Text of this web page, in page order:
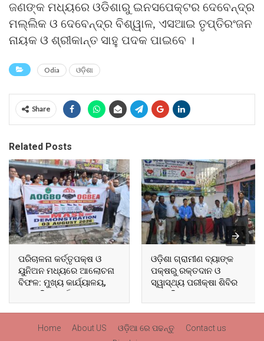
ଜଣଙ୍କ ମଧ୍ୟରେ ଓଡିଶାରୁ ଇନସପେକ୍ଟର ଦେବେନ୍ଦ୍ର
ମଲ୍ଲିକ ଓ ଦେବେନ୍ଦ୍ର ବିଶ୍ୱାଳ, ଏସଆଇ ତୃପ୍ତିରଂଜନ
ନାୟକ ଓ ଶ୍ରୀକାନ୍ତ ସାହୁ ପଦକ ପାଇବେ ।
Odia ଓଡ଼ିଶା
Share
Related Posts
ପରିଚାଳନା କର୍ତ୍ତୃପକ୍ଷ ଓ
ୟୁନିଅନ ମଧ୍ୟରେ ଆଲୋଚନା
ବିଫଳ: ମୁଖ୍ୟ କାର୍ଯ୍ୟାଳୟ,
ଆଞ୍ଚଳିକ କାର୍ଯ୍ୟାଳୟ ଓ
ସମସ୍ତ ବ୍ଲକ ମୁଖ୍ୟାଳୟରେ
ଓଡ଼ିଶା ଗ୍ରାମୀଣ ବ୍ୟାଙ୍କ
ପକ୍ଷରୁ ରକ୍ତଦାନ ଓ
ସ୍ୱାସ୍ଥ୍ୟ ପରୀକ୍ଷା ଶିବିର
ଅନୁଷ୍ଠିତ
Home About US ଓଡ଼ିଆ ରେ ପଢନ୍ତୁ
Contact us